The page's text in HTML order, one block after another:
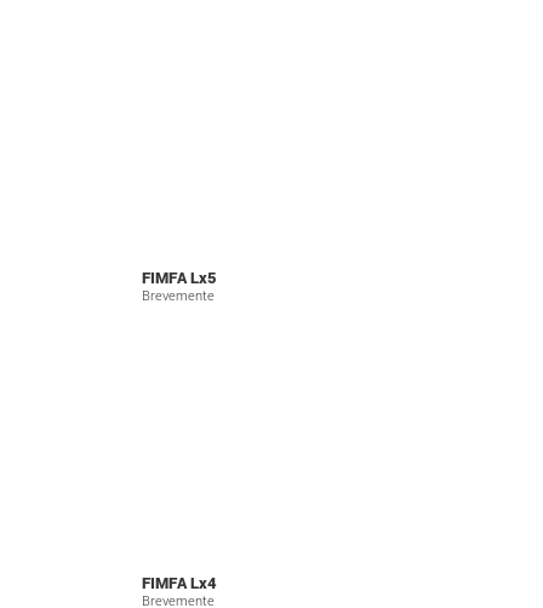
FIMFA Lx5
Brevemente
FIMFA Lx4
Brevemente